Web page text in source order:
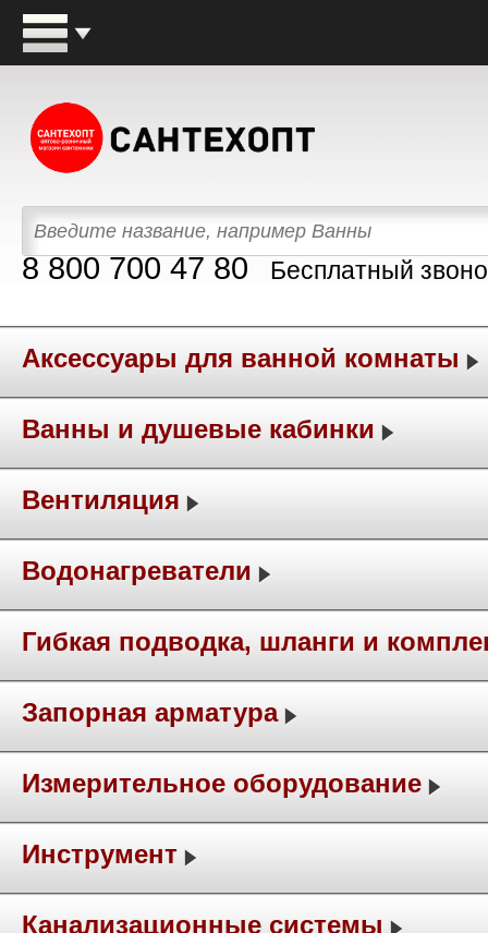
8 800 700 47 80 Бесплатный
Аксессуары для ванной комнаты
Ванны и душевые кабинки
Вентиляция
Водонагреватели
Гибкая подводка, шланги и
Запорная арматура
Измерительное оборудование
Инструмент
Канализационные системы